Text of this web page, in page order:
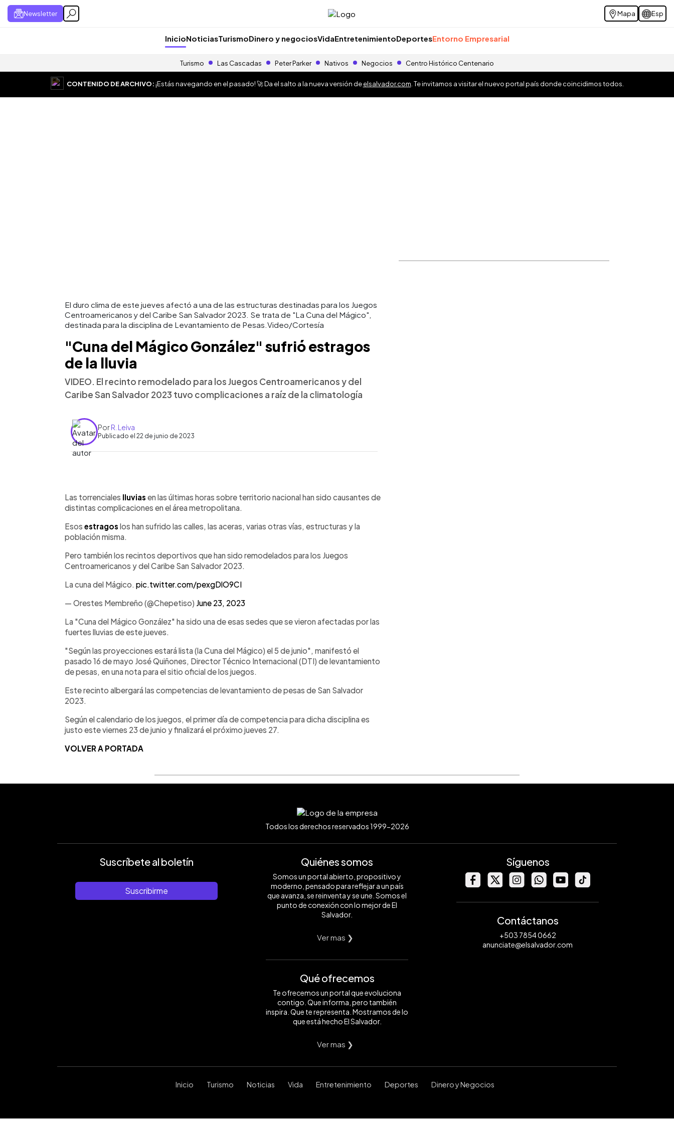
Newsletter Mapa Esp
InicioNoticiasTurismoDinero y negociosVidaEntretenimientoDeportesEntorno Empresarial
Turismo Las Cascadas Peter Parker Nativos Negocios Centro Histórico Centenario
CONTENIDO DE ARCHIVO:¡Estás navegando en el pasado! 🚀 Da el salto a la nueva versión deelsalvador.com . Te invitamos a visitar el nuevo portal país donde coincidimos todos.
El duro clima de este jueves afectó a una de las estructuras destinadas para los Juegos
Centroamericanos y del Caribe San Salvador 2023. Se trata de "La Cuna del Mágico",
destinada para la disciplina de Levantamiento de Pesas.Video/Cortesía
"Cuna del Mágico González" sufrió estragos
de la lluvia
VIDEO. El recinto remodelado para los Juegos Centroamericanos y del
Caribe San Salvador 2023 tuvo complicaciones a raíz de la climatología
PorR. Leiva
Publicado el 22 de junio de 2023
Escuchar artículo
Las torrenciales lluvias en las últimas horas sobre territorio nacional han sido causantes de
distintas complicaciones en el área metropolitana.
Esos estragos los han sufrido las calles, las aceras, varias otras vías, estructuras y la
población misma.
Pero también los recintos deportivos que han sido remodelados para los Juegos
Centroamericanos y del Caribe San Salvador 2023.
La cuna del Mágico. pic.twitter.com/pexgDlO9CI
— Orestes Membreño (@Chepetiso) June 23, 2023
La "Cuna del Mágico González" ha sido una de esas sedes que se vieron afectadas por las
fuertes lluvias de este jueves.
"Según las proyecciones estará lista (la Cuna del Mágico) el 5 de junio", manifestó el
pasado 16 de mayo José Quiñones, Director Técnico Internacional (DTI) de levantamiento
de pesas, en una nota para el sitio oficial de los juegos.
Este recinto albergará las competencias de levantamiento de pesas de San Salvador
2023.
Según el calendario de los juegos, el primer día de competencia para dicha disciplina es
justo este viernes 23 de junio y finalizará el próximo jueves 27.
VOLVER A PORTADA
Todos los derechos reservados 1999-2026
Suscríbete al boletín
Suscribirme
Quiénes somos
Somos un portal abierto, propositivo y
moderno, pensado para reflejar a un país
que avanza, se reinventa y se une. Somos el
punto de conexión con lo mejor de El
Salvador.
Ver mas ❯
Qué ofrecemos
Te ofrecemos un portal que evoluciona
contigo. Que informa, pero también
inspira. Que te representa. Mostramos de lo
que está hecho El Salvador.
Ver mas ❯
Síguenos
Contáctanos
+503 7854 0662
anunciate@elsalvador.com
Inicio Turismo Noticias Vida Entretenimiento Deportes Dinero y Negocios